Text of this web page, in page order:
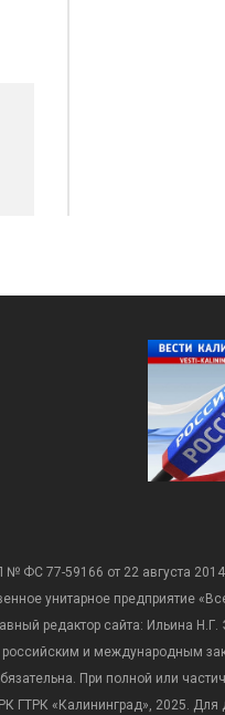
№ ФС 77-59166 от 22 августа
унитарное предприятие
редактор сайта: Ильина Н.Г.
и международным
При полной или
ГТРК «Калининград», 2025. Для